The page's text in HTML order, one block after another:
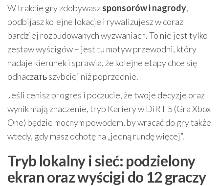
W trakcie gry zdobywaszsponsorów i nagrody,
podbijasz kolejne lokacje i rywalizujesz w coraz
bardziej rozbudowanych wyzwaniach. To nie jest tylko
zestaw wyścigów – jest tu motyw przewodni, który
nadaje kierunek i sprawia, że kolejne etapy chce się
odhaczать szybciej niż poprzednie.
Jeśli cenisz progres i poczucie, że twoje decyzje oraz
wynik mają znaczenie, tryb Kariery w DiRT 5 (Gra Xbox
One) będzie mocnym powodem, by wracać do gry także
wtedy, gdy masz ochotę na „jedną rundę więcej”.
Tryb lokalny i sieć: podzielony
ekran oraz wyścigi do 12 graczy